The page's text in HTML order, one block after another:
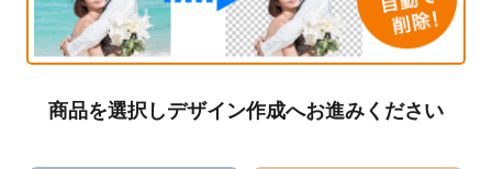
商品を選択しデザイン作成へお進みください